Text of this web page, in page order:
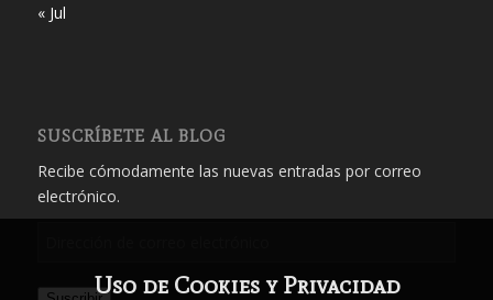
« Jul
SUSCRÍBETE AL BLOG
Recibe cómodamente las nuevas entradas por correo
electrónico.
correo Uso de Cookies y Privacidad